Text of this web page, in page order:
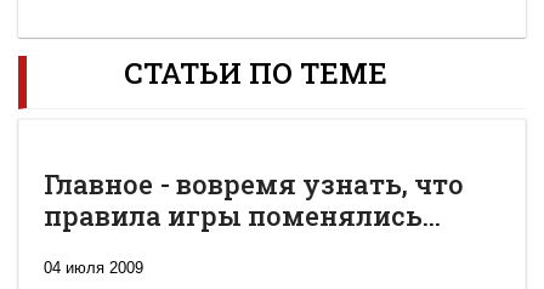
СТАТЬИ ПО ТЕМЕ
Главное - вовремя узнать, что
правила игры поменялись...
04 июля 2009